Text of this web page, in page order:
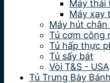
Máy thái
Máy xay
Máy hút chân
Tủ cơm công
Tủ hấp thực
Tủ sấy bát
Vòi T&S - USA
Tủ Trưng Bày